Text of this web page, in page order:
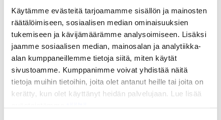
Käytämme evästeitä tarjoamamme sisällön ja mainosten
räätälöimiseen, sosiaalisen median ominaisuuksien
tukemiseen ja kävijämäärämme analysoimiseen. Lisäksi
jaamme sosiaalisen median, mainosalan ja analytiikka-
alan kumppaneillemme tietoja siitä, miten käytät
sivustoamme. Kumppanimme voivat yhdistää näitä
tietoja muihin tietoihin, joita olet antanut heille tai joita on
kerätty, kun olet käyttänyt heidän palvelujaan. Lue lisää
Outdoor games and sports
equipment
Hiking equipment